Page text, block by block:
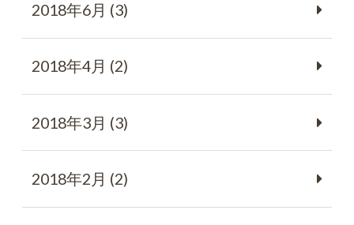
2018年6月 (3)
2018年4月 (2)
2018年3月 (3)
2018年2月 (2)